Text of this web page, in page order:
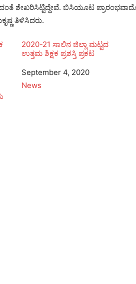
ಶೇಖರಿಸಿಟ್ಟಿದ್ದೇವೆ. ಬಿಸಿಯೂಟ
ತಿಳಿಸಿದರು.
2020-21 ಸಾಲಿನ ಜಿಲ್ಲಾ ಮಟ್ಟದ
ಉತ್ತಮ ಶಿಕ್ಷಕ ಪ್ರಶಸ್ತಿ ಪ್ರಕಟ
Date
September 4, 2020
In relation to
News